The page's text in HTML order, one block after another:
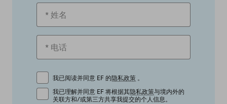
我已阅读并同意 EF 的隐私政策 。
我已理解并同意 EF 将根据其隐私政策与境内外的
关联方和/或第三方共享我提交的个人信息。